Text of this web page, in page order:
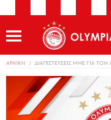
ΑΡΧΙΚΗ ΔΙΑΠΙΣΤΕΥΣΕΙΣ ΜΜΕ ΓΙΑ